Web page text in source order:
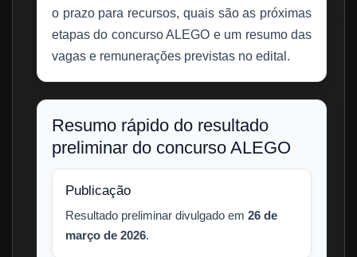
o prazo para recursos, quais são as próximas
etapas do concurso ALEGO e um resumo das
vagas e remunerações previstas no edital.
Resumo rápido do resultado
preliminar do concurso ALEGO
Publicação
Resultado preliminar divulgado em 26 de
março de 2026.